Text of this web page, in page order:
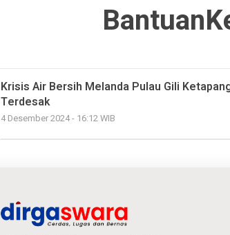
Krisis Air Bersih Melanda Pulau Gili
Terdesak
4 Desember 2024 - 16:12 WIB